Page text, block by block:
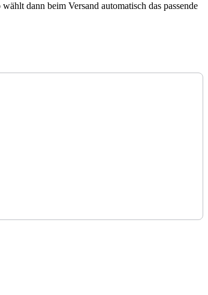
dann beim Versand automatisch das passende